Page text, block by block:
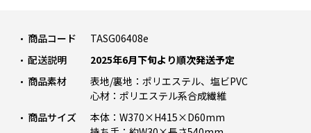
商品コード
TASG06408e
配送説明
2025年6月下旬より順次発送予定
商品素材
表地/裏地：ポリエステル、塩ビPVC
心材：ポリエステル系合成繊維
商品サイズ
本体：W370×H415×D60mm